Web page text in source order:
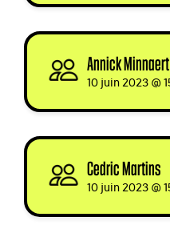
Annick Minnaert
10 juin 2023 @
Cedric Martins
10 juin 2023 @